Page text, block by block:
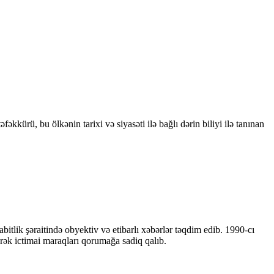
bu ölkənin tarixi və siyasəti ilə bağlı dərin biliyi ilə tanınan
şəraitində obyektiv və etibarlı xəbərlər təqdim edib. 1990-cı
ictimai maraqları qorumağa sadiq qalıb.